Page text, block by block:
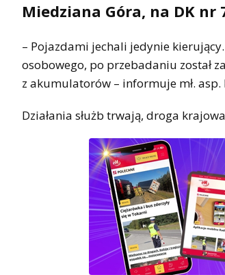
Miedziana Góra, na DK nr
– Pojazdami jechali jedynie
osobowego, po przebadaniu został
z akumulatorów – informuje mł. asp.
Działania służb trwają, droga